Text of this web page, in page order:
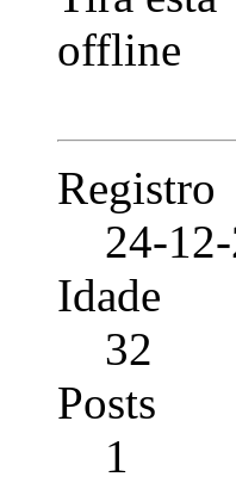
Registro
24-
Idade
32
Posts
1